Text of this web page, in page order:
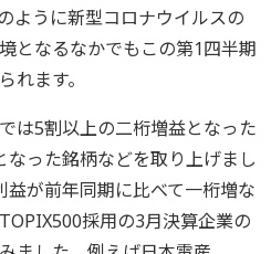
ように新型コロナウイルスの
となるなかでもこの第1四半期
れます。
は5割以上の二桁増益となった
った銘柄などを取り上げまし
が前年同期に比べて一桁増な
採用の3月決算企業の